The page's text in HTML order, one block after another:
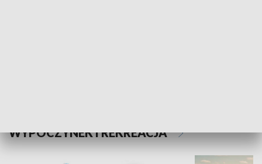
WYPOCZYNEK I REKREACJA